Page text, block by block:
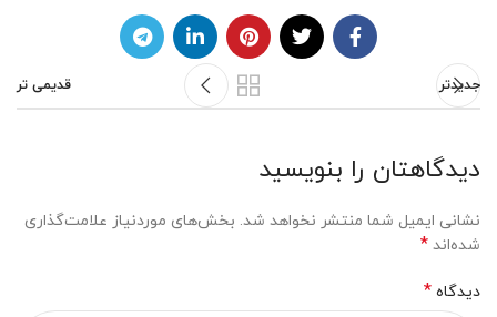
جدیدتر قدیمی تر
دیدگاهتان را بنویسید
نشانی ایمیل شما منتشر نخواهد شد. بخش‌های موردنیاز علامت‌گذاری
شده‌اند *
دیدگاه *